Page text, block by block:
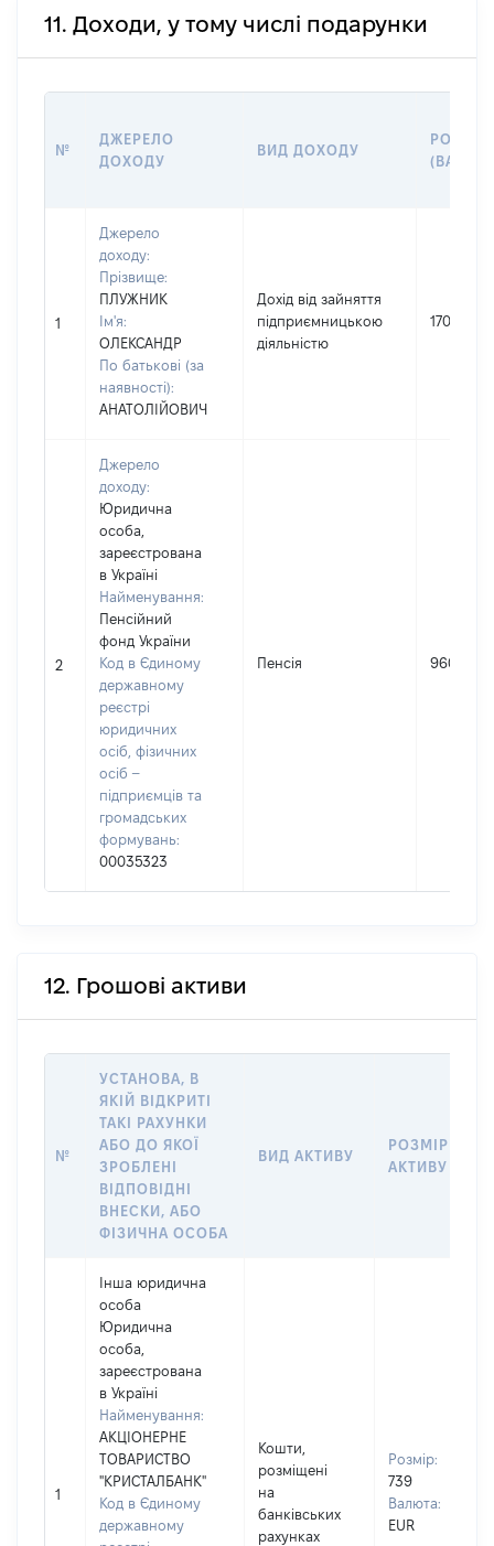
11. Доходи, у тому числі подарунки
№
ДЖЕРЕЛО
ДОХОДУ
ВИД ДОХОДУ
РОЗМІР
1
Джерело
доходу:
Прізвище:
ПЛУЖНИК
Ім'я:
ОЛЕКСАНДР
По батькові (за
наявності):
АНАТОЛІЙОВИЧ
Дохід від зайняття
підприємницькою
діяльністю
1700000
2
Джерело
доходу:
Юридична
особа,
зареєстрована
в Україні
Найменування:
Пенсійний
фонд України
Код в Єдиному
державному
реєстрі
юридичних
осіб, фізичних
осіб –
підприємців та
громадських
формувань:
00035323
Пенсія 96000
12. Грошові активи
№
УСТАНОВА, В
ЯКІЙ ВІДКРИТІ
ТАКІ РАХУНКИ
АБО ДО ЯКОЇ
ЗРОБЛЕНІ
ВІДПОВІДНІ
ВНЕСКИ, АБО
ФІЗИЧНА ОСОБА
ВИД АКТИВУ
РОЗМІР
АКТИВУ
1
Інша юридична
особа
Юридична
особа,
зареєстрована
в Україні
Найменування:
АКЦІОНЕРНЕ
ТОВАРИСТВО
"КРИСТАЛБАНК"
Код в Єдиному
державному
Кошти,
розміщені
на
банківських
рахунках
Розмір:
739
Валюта:
EUR